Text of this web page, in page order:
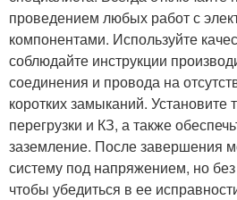
проведением любых работ с
компонентами. Используйте
соблюдайте инструкции
соединения и провода на
коротких замыканий. Установите
перегрузки и КЗ, а также
заземление. После завершения
систему под напряжением, но
чтобы убедиться в ее